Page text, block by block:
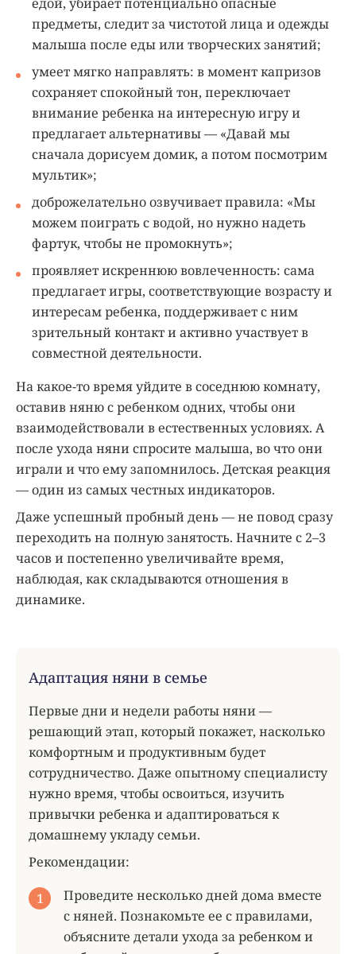
предметы, следит за чистотой лица и одежды
малыша после еды или творческих занятий;
умеет мягко направлять: в момент капризов
сохраняет спокойный тон, переключает
внимание ребенка на интересную игру и
предлагает альтернативы — «Давай мы
сначала дорисуем домик, а потом посмотрим
мультик»;
доброжелательно озвучивает правила: «Мы
можем поиграть с водой, но нужно надеть
фартук, чтобы не промокнуть»;
проявляет искреннюю вовлеченность: сама
предлагает игры, соответствующие возрасту и
интересам ребенка, поддерживает с ним
зрительный контакт и активно участвует в
совместной деятельности.
На какое-то время уйдите в соседнюю комнату,
оставив няню с ребенком одних, чтобы они
взаимодействовали в естественных условиях. А
после ухода няни спросите малыша, во что они
играли и что ему запомнилось. Детская реакция
— один из самых честных индикаторов.
Даже успешный пробный день — не повод сразу
переходить на полную занятость. Начните с 2–3
часов и постепенно увеличивайте время,
наблюдая, как складываются отношения в
динамике.
Адаптация няни в семье
Первые дни и недели работы няни —
решающий этап, который покажет, насколько
комфортным и продуктивным будет
сотрудничество. Даже опытному специалисту
нужно время, чтобы освоиться, изучить
привычки ребенка и адаптироваться к
домашнему укладу семьи.
Рекомендации:
Проведите несколько дней дома вместе
с няней. Познакомьте ее с правилами,
объясните детали ухода за ребенком и